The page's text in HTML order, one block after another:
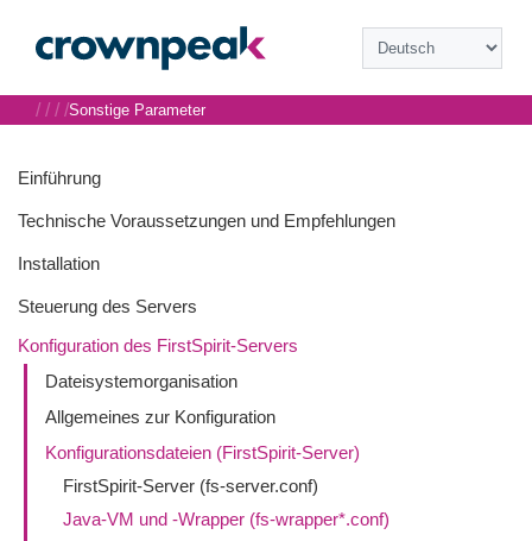
Einführung
Technische Voraussetzungen und Empfehlungen
Installation
Steuerung des Servers
Konfiguration des FirstSpirit-Servers
Dateisystemorganisation
Allgemeines zur Konfiguration
Konfigurationsdateien (FirstSpirit-Server)
FirstSpirit-Server (fs-server.conf)
Java-VM und -Wrapper (fs-wrapper*.conf)
/ / / /Sonstige Parameter